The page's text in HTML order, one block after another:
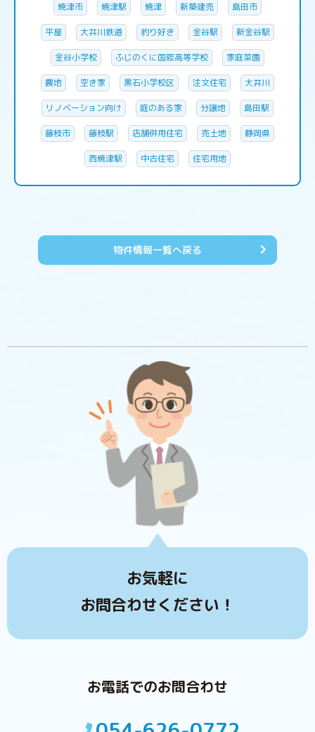
焼津市 焼津駅 焼津 新築建売 島田市
平屋 大井川鉄道 釣り好き 金谷駅 新金谷駅
金谷小学校 ふじのくに国際高等学校 家庭菜園
農地 空き家 黒石小学校区 注文住宅 大井川
リノベーション向け 庭のある家 分譲地 島田駅
藤枝市 藤枝駅 店舗併用住宅 売土地 静岡県
西焼津駅 中古住宅 住宅用地
物件情報一覧へ戻る
お気軽に
お問合わせください！
お電話でのお問合わせ